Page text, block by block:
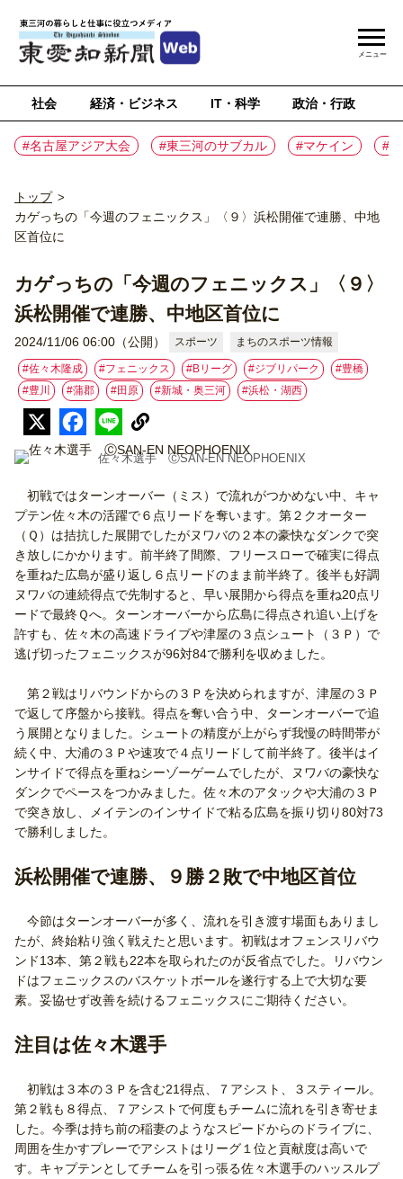
社会 経済・ビジネス IT・科学 政治・行政
#名古屋アジア大会 #東三河のサブカル #マケイン #
メニュー
トップ >
カゲっちの「今週のフェニックス」〈９〉浜松開催で連勝、中地
区首位に
カゲっちの「今週のフェニックス」〈９〉
浜松開催で連勝、中地区首位に
2024/11/06 06:00（公開） スポーツ まちのスポーツ情報
#佐々木隆成 #フェニックス #Bリーグ #ジブリパーク
#豊橋
#豊川
#蒲郡 #⽥原 #新城・奥三河 #浜松・湖西
佐々木選手 ⒸSAN-EN NEOPHOENIX
初戦ではターンオーバー（ミス）で流れがつかめない中、キャ
プテン佐々木の活躍で６点リードを奪います。第２クオーター
（Ｑ）は拮抗した展開でしたがヌワバの２本の豪快なダンクで突
き放しにかかります。前半終了間際、フリースローで確実に得点
を重ねた広島が盛り返し６点リードのまま前半終了。後半も好調
ヌワバの連続得点で先制すると、早い展開から得点を重ね20点リ
ードで最終Ｑへ。ターンオーバーから広島に得点され追い上げを
許すも、佐々木の高速ドライブや津屋の３点シュート（３Ｐ）で
逃げ切ったフェニックスが96対84で勝利を収めました。
第２戦はリバウンドからの３Ｐを決められますが、津屋の３Ｐ
で返して序盤から接戦。得点を奪い合う中、ターンオーバーで追
う展開となりました。シュートの精度が上がらず我慢の時間帯が
続く中、大浦の３Ｐや速攻で４点リードして前半終了。後半はイ
ンサイドで得点を重ねシーゾーゲームでしたが、ヌワバの豪快な
ダンクでペースをつかみました。佐々木のアタックや大浦の３Ｐ
で突き放し、メイテンのインサイドで粘る広島を振り切り80対73
で勝利しました。
浜松開催で連勝、９勝２敗で中地区首位
今節はターンオーバーが多く、流れを引き渡す場面もありまし
たが、終始粘り強く戦えたと思います。初戦はオフェンスリバウ
ンド13本、第２戦も22本を取られたのが反省点でした。リバウン
ドはフェニックスのバスケットボールを遂行する上で大切な要
素。妥協せず改善を続けるフェニックスにご期待ください。
注目は佐々木選手
初戦は３本の３Ｐを含む21得点、７アシスト、３スティール。
第２戦も８得点、７アシストで何度もチームに流れを引き寄せま
した。今季は持ち前の稲妻のようなスピードからのドライブに、
周囲を生かすプレーでアシストはリーグ１位と貢献度は高いで
す。キャプテンとしてチームを引っ張る佐々木選手のハッスルプ